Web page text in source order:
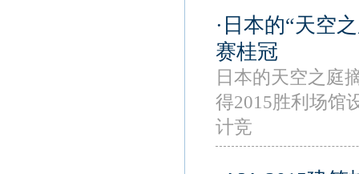
·日本的“天空
赛桂冠
日本的天空之庭
得2015胜利场馆
计竞